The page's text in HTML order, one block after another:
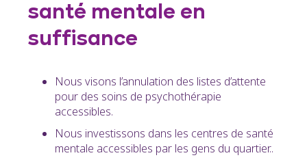
santé mentale en
suffisance
Nous visons l’annulation des listes d’attente
pour des soins de psychothérapie
accessibles.
Nous investissons dans les centres de santé
mentale accessibles par les gens du quartier..